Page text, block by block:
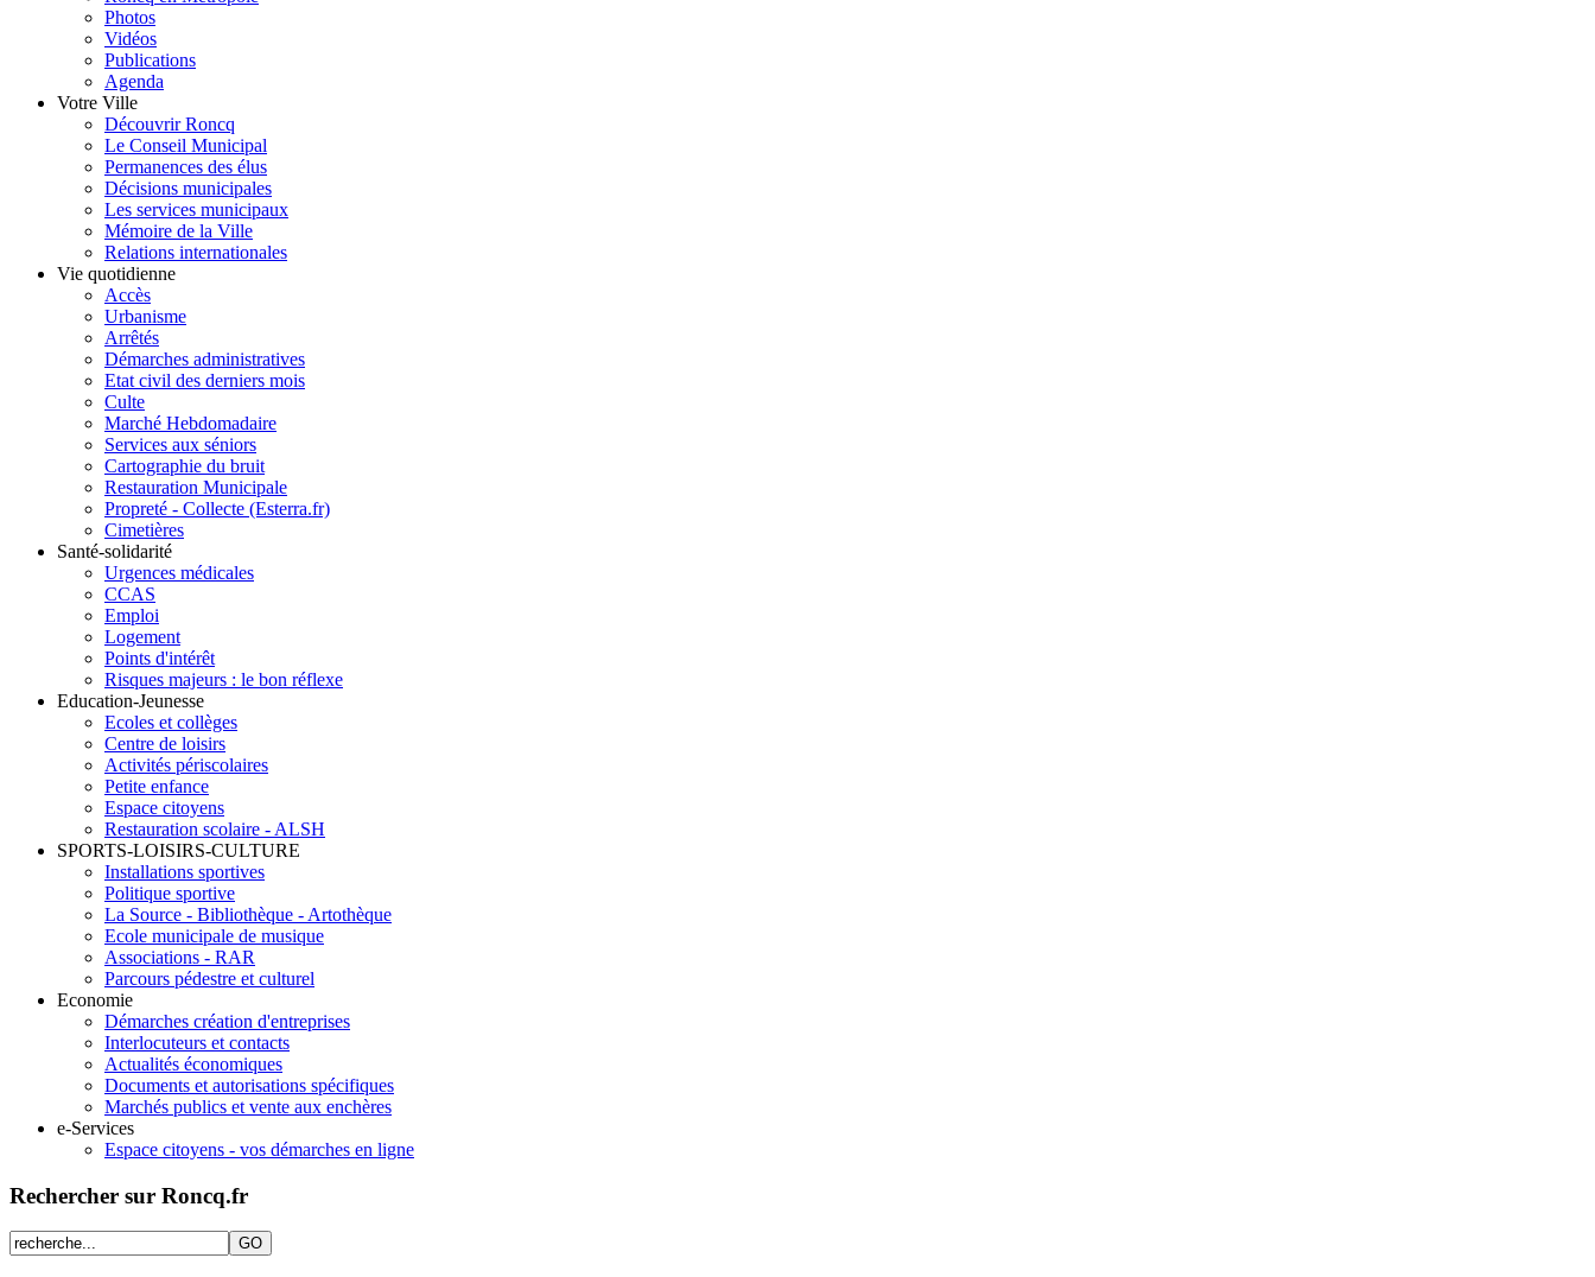
Photos
Vidéos
Publications
Agenda
Votre Ville
Découvrir Roncq
Le Conseil Municipal
Permanences des élus
Décisions municipales
Les services municipaux
Mémoire de la Ville
Relations internationales
Vie quotidienne
Accès
Urbanisme
Arrêtés
Démarches administratives
Etat civil des derniers mois
Culte
Marché Hebdomadaire
Services aux séniors
Cartographie du bruit
Restauration Municipale
Propreté - Collecte (Esterra.fr)
Cimetières
Santé-solidarité
Urgences médicales
CCAS
Emploi
Logement
Points d'intérêt
Risques majeurs : le bon réflexe
Education-Jeunesse
Ecoles et collèges
Centre de loisirs
Activités périscolaires
Petite enfance
Espace citoyens
Restauration scolaire - ALSH
SPORTS-LOISIRS-CULTURE
Installations sportives
Politique sportive
La Source - Bibliothèque - Artothèque
Ecole municipale de musique
Associations - RAR
Parcours pédestre et culturel
Economie
Démarches création d'entreprises
Interlocuteurs et contacts
Actualités économiques
Documents et autorisations spécifiques
Marchés publics et vente aux enchères
e-Services
Espace citoyens - vos démarches en ligne
Rechercher sur Roncq.fr